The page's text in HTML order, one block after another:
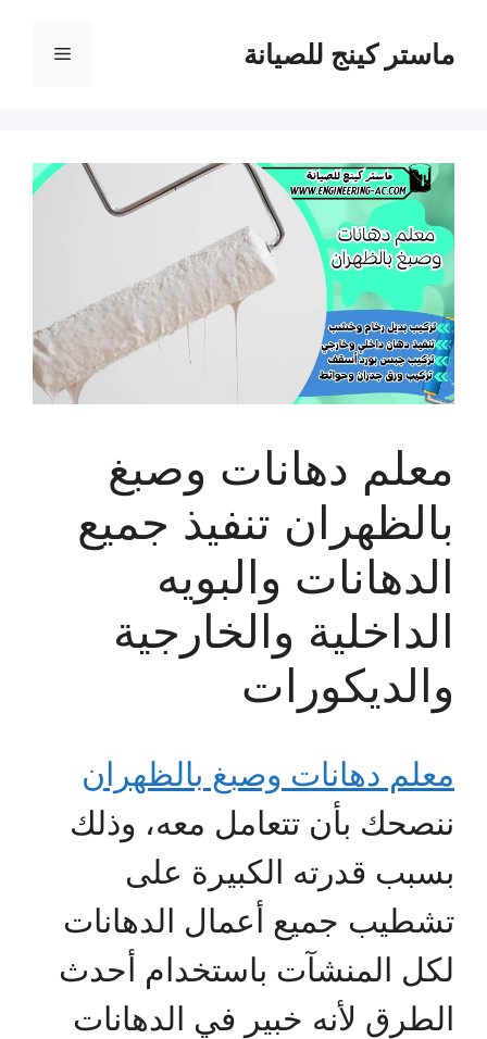
المحتوىماستر كينج للصيانة القائمة
معلم دهانات وصبغ
بالظهران تنفيذ جميع
الدهانات والبويه
الداخلية والخارجية
والديكورات
معلم دهانات وصبغ بالظهران
ننصحك بأن تتعامل معه، وذلك
بسبب قدرته الكبيرة على
تشطيب جميع أعمال الدهانات
لكل المنشآت باستخدام أحدث
الطرق لأنه خبير في الدهانات